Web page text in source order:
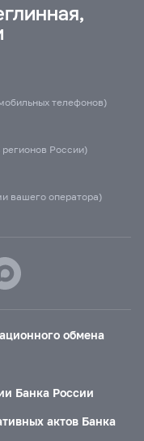
телефонов)
России)
вашего оператора)
обмена
Банка России
актов Банка